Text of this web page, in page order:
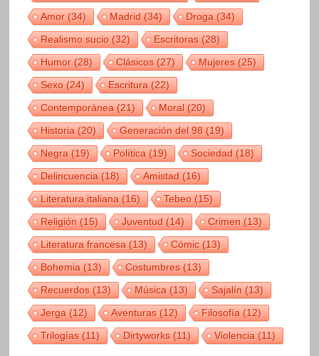
Amor(34) Madrid(34) Droga(34)
Realismo sucio(32) Escritoras(28)
Humor(28) Clásicos(27) Mujeres(25)
Sexo(24) Escritura(22)
Contemporánea(21) Moral(20)
Historia(20) Generación del 98(19)
Negra(19) Política(19) Sociedad(18)
Delincuencia(18) Amistad(16)
Literatura italiana(16) Tebeo(15)
Religión(15) Juventud(14) Crimen(13)
Literatura francesa(13) Cómic(13)
Bohemia(13) Costumbres(13)
Recuerdos(13) Música(13) Sajalín(13)
Jerga(12) Aventuras(12) Filosofía(12)
Trilogías(11) Dirtyworks(11) Violencia(11)